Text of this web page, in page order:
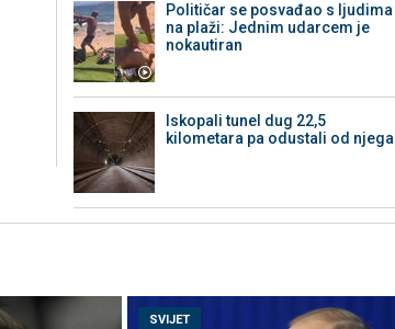
Političar se posvađao s ljudima
na plaži: Jednim udarcem je
nokautiran
Iskopali tunel dug 22,5
kilometara pa odustali od njega
SVIJET